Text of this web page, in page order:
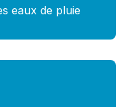
eaux de pluie